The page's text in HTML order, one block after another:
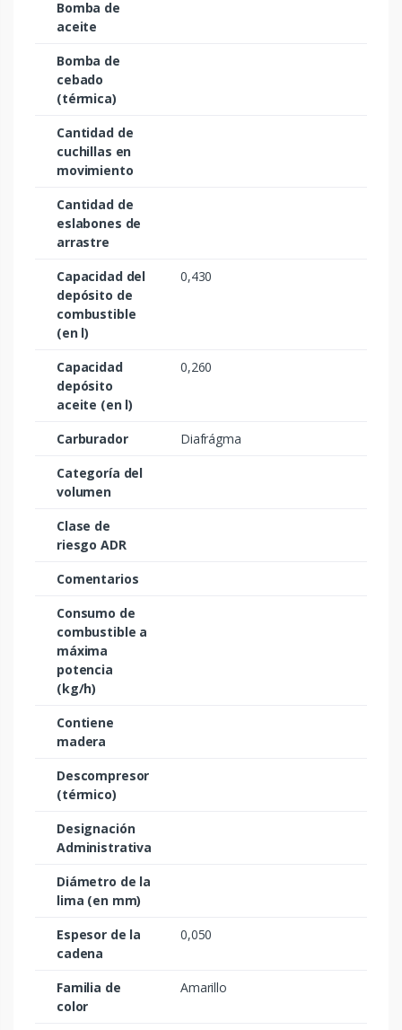
Bomba de
aceite
Bomba de
cebado
(térmica)
Cantidad de
cuchillas en
movimiento
Cantidad de
eslabones de
arrastre
Capacidad del
depósito de
combustible
(en l)
0,430
Capacidad
depósito
aceite (en l)
0,260
Carburador
Diafrágma
Categoría del
volumen
Clase de
riesgo ADR
Comentarios
Consumo de
combustible a
máxima
potencia
(kg/h)
Contiene
madera
Descompresor
(térmico)
Designación
Administrativa
Diámetro de la
lima (en mm)
Espesor de la
cadena
0,050
Familia de
color
Amarillo